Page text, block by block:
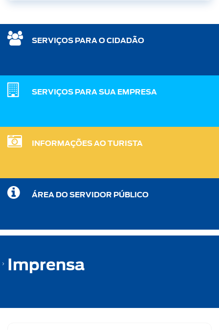
SERVIÇOS PARA O CIDADÃO
SERVIÇOS PARA SUA EMPRESA
INFORMAÇÕES AO TURISTA
ÁREA DO SERVIDOR PÚBLICO
Imprensa